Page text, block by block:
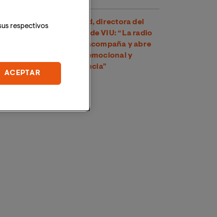
Dra. Amparo Suay Madrid, directora del
Grado en Comunicación de VIU: “La radio
es una voz cercana que acompaña y abre
un espacio de conexión emocional y
psicológica con la audiencia”
respectivos
ACEPTAR